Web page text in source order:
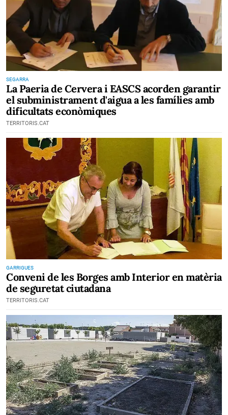
SEGARRA
La Paeria de Cervera i EASCS acorden garantir
el subministrament d'aigua a les famílies amb
dificultats econòmiques
TERRITORIS.CAT
GARRIGUES
Conveni de les Borges amb Interior en matèria
de seguretat ciutadana
TERRITORIS.CAT